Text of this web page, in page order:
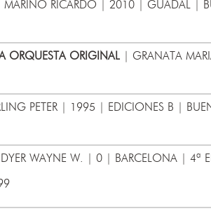
MARIÑO RICARDO | 2010 | GUADAL |
ORQUESTA ORIGINAL | GRANATA
PETER | 1995 | EDICIONES B |
WAYNE W. | 0 | BARCELONA | 4ª